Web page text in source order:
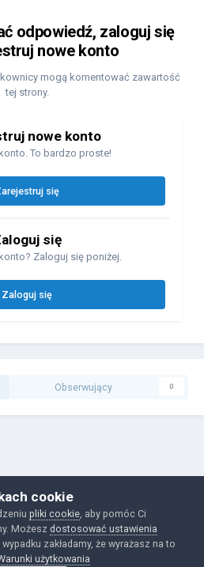
odpowiedź, zaloguj się
nowe konto
mogą komentować zawartość
tej strony.
nowe konto
To bardzo proste!
się
się
Zaloguj się poniżej.
Zaloguj się
Obserwujący 0
Ciasteczka
Invision Community
cookie
pliki cookie , aby pomóc Ci
Możesz dostosować ustawienia
wypadku zakładamy, że wyrażasz na to
użytkowania